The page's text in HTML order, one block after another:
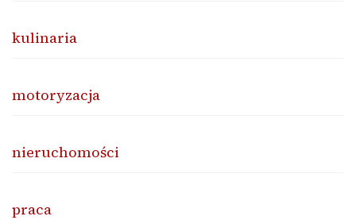
kulinaria
motoryzacja
nieruchomości
praca